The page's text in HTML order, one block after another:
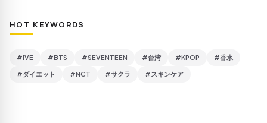
HOT KEYWORDS
#IVE #BTS #SEVENTEEN #台湾 #KPOP #香水
#ダイエット #NCT #サクラ #スキンケア